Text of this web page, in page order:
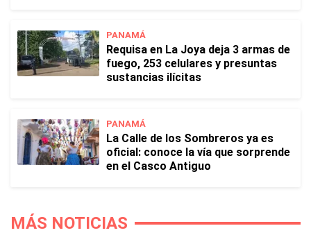
PANAMÁ
Requisa en La Joya deja 3 armas de
fuego, 253 celulares y presuntas
sustancias ilícitas
PANAMÁ
La Calle de los Sombreros ya es
oficial: conoce la vía que sorprende
en el Casco Antiguo
MÁS NOTICIAS